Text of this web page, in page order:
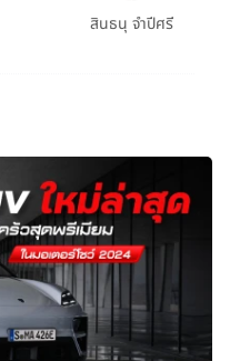
สินธนุ จำปีศรี